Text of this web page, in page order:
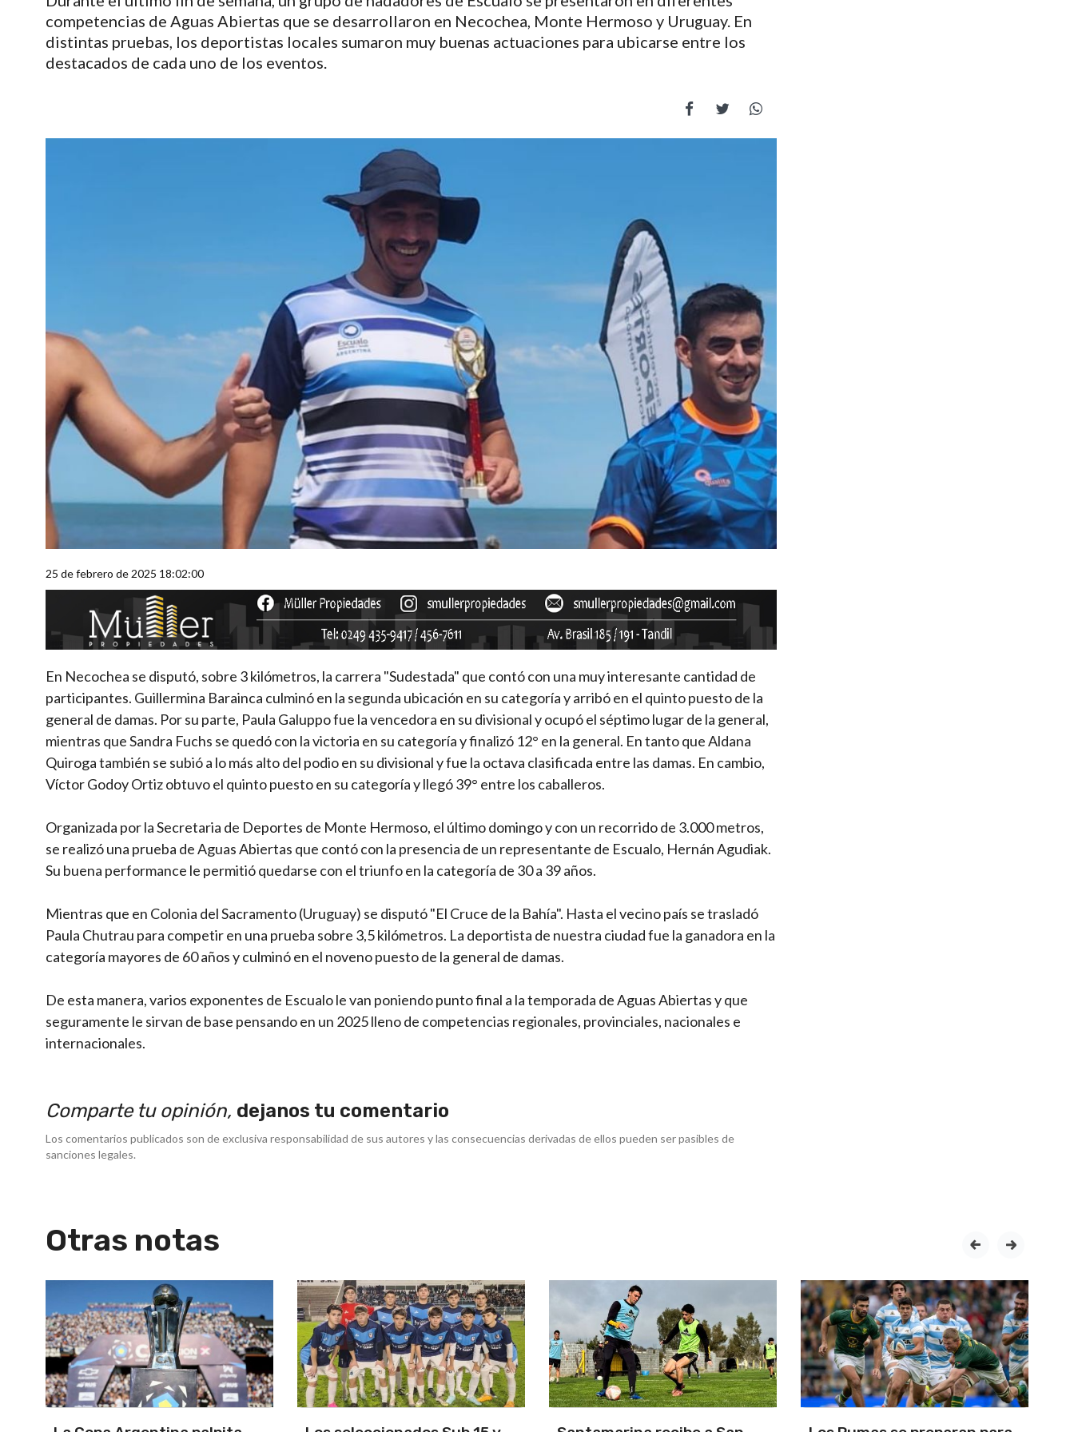
competencias de Aguas Abiertas que se desarrollaron en Necochea, Monte Hermoso y Uruguay. En
distintas pruebas, los deportistas locales sumaron muy buenas actuaciones para ubicarse entre los
destacados de cada uno de los eventos.
25 de febrero de 2025 18:02:00
En Necochea se disputó, sobre 3 kilómetros, la carrera "Sudestada" que contó con una muy interesante cantidad de
participantes. Guillermina Barainca culminó en la segunda ubicación en su categoría y arribó en el quinto puesto de la
general de damas. Por su parte, Paula Galuppo fue la vencedora en su divisional y ocupó el séptimo lugar de la general,
mientras que Sandra Fuchs se quedó con la victoria en su categoría y finalizó 12° en la general. En tanto que Aldana
Quiroga también se subió a lo más alto del podio en su divisional y fue la octava clasificada entre las damas. En cambio,
Víctor Godoy Ortiz obtuvo el quinto puesto en su categoría y llegó 39° entre los caballeros.
Organizada por la Secretaria de Deportes de Monte Hermoso, el último domingo y con un recorrido de 3.000 metros,
se realizó una prueba de Aguas Abiertas que contó con la presencia de un representante de Escualo, Hernán Agudiak.
Su buena performance le permitió quedarse con el triunfo en la categoría de 30 a 39 años.
Mientras que en Colonia del Sacramento (Uruguay) se disputó "El Cruce de la Bahía". Hasta el vecino país se trasladó
Paula Chutrau para competir en una prueba sobre 3,5 kilómetros. La deportista de nuestra ciudad fue la ganadora en la
categoría mayores de 60 años y culminó en el noveno puesto de la general de damas.
De esta manera, varios exponentes de Escualo le van poniendo punto final a la temporada de Aguas Abiertas y que
seguramente le sirvan de base pensando en un 2025 lleno de competencias regionales, provinciales, nacionales e
internacionales.
Comparte tu opinión, dejanos tu comentario
Los comentarios publicados son de exclusiva responsabilidad de sus autores y las consecuencias derivadas de ellos pueden ser pasibles de
sanciones legales.
Otras notas prev next